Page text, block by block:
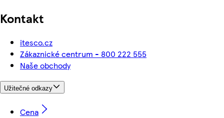
Kontakt
itesco.cz
Zákaznické centrum - 800 222 555
Naše obchody
Užitečné odkazy
Cena